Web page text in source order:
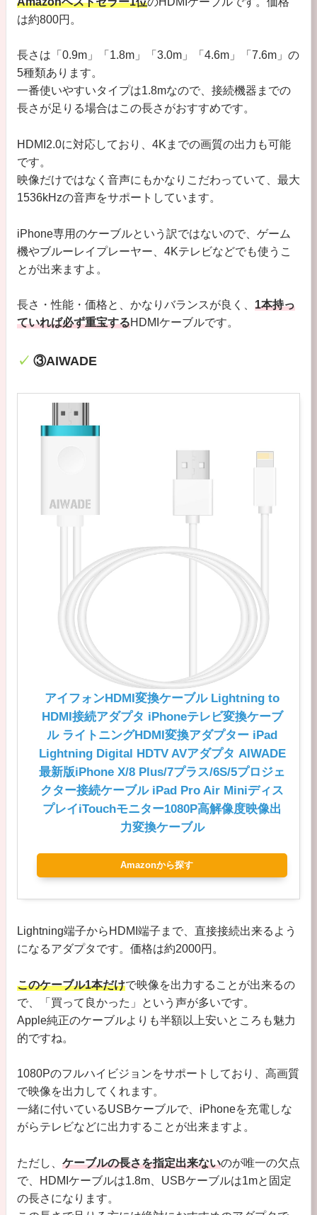
は約800円。
長さは「0.9m」「1.8m」「3.0m」「4.6m」「7.6m」の
5種類あります。
一番使いやすいタイプは1.8mなので、接続機器までの
長さが足りる場合はこの長さがおすすめです。
HDMI2.0に対応しており、4Kまでの画質の出力も可能
です。
映像だけではなく音声にもかなりこだわっていて、最大
1536kHzの音声をサポートしています。
iPhone専用のケーブルという訳ではないので、ゲーム
機やブルーレイプレーヤー、4Kテレビなどでも使うこ
とが出来ますよ。
長さ・性能・価格と、かなりバランスが良く、 1本持っ
ていれば必ず重宝するHDMIケーブルです。
③AIWADE
アイフォンHDMI変換ケーブル Lightning to
HDMI接続アダプタ iPhoneテレビ変換ケーブ
ル ライトニングHDMI変換アダプター iPad
Lightning Digital HDTV AVアダプタ AIWADE
最新版iPhone X/8 Plus/7プラス/6S/5プロジェ
クター接続ケーブル iPad Pro Air Miniディス
プレイiTouchモニター1080P高解像度映像出
力変換ケーブル
Amazonから探す
Lightning端子からHDMI端子まで、直接接続出来るよう
になるアダプタです。価格は約2000円。
このケーブル1本だけで映像を出力することが出来るの
で、「買って良かった」という声が多いです。
Apple純正のケーブルよりも半額以上安いところも魅力
的ですね。
1080Pのフルハイビジョンをサポートしており、高画質
で映像を出力してくれます。
一緒に付いているUSBケーブルで、iPhoneを充電しな
がらテレビなどに出力することが出来ますよ。
ただし、 ケーブルの長さを指定出来ないのが唯一の欠点
で、HDMIケーブルは1.8m、USBケーブルは1mと固定
の長さになります。